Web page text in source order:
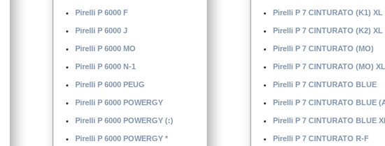
Pirelli P 6000 F
Pirelli P 6000 J
Pirelli P 6000 MO
Pirelli P 6000 N-1
Pirelli P 6000 PEUG
Pirelli P 6000 POWERGY
Pirelli P 6000 POWERGY (:)
Pirelli P 6000 POWERGY *
Pirelli P 7 CINTURATO (K1) XL
Pirelli P 7 CINTURATO (K2) XL
Pirelli P 7 CINTURATO (MO)
Pirelli P 7 CINTURATO (MO) XL
Pirelli P 7 CINTURATO BLUE
Pirelli P 7 CINTURATO BLUE
Pirelli P 7 CINTURATO BLUE
Pirelli P 7 CINTURATO R-F